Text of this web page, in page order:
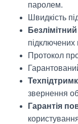
паролем.
Швидкість
підключених
Протокол
звернення
Гарантія